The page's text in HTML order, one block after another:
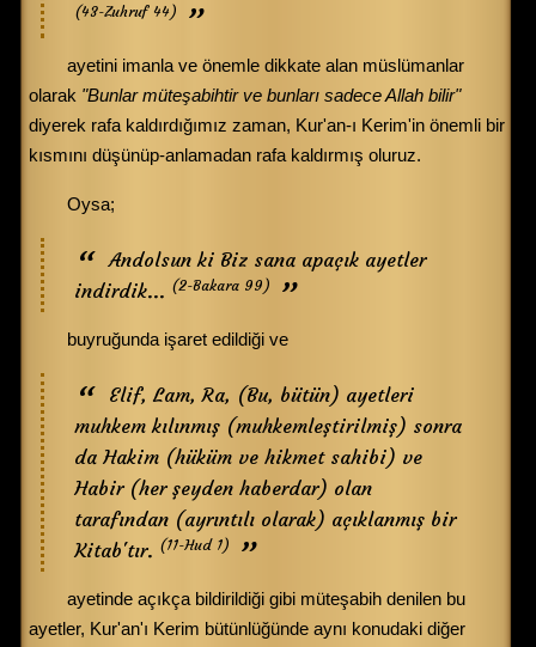
(43-Zuhruf 44)
ayetini imanla ve önemle dikkate alan müslümanlar
olarak "Bunlar müteşabihtir ve bunları sadece Allah bilir"
diyerek rafa kaldırdığımız zaman, Kur'an-ı Kerim'in önemli bir
kısmını düşünüp-anlamadan rafa kaldırmış oluruz.
Oysa;
Andolsun ki Biz sana apaçık ayetler
indirdik... (2-Bakara 99)
buyruğunda işaret edildiği ve
Elif, Lam, Ra, (Bu, bütün) ayetleri
muhkem kılınmış (muhkemleştirilmiş) sonra
da Hakim (hüküm ve hikmet sahibi) ve
Habir (her şeyden haberdar) olan
tarafından (ayrıntılı olarak) açıklanmış bir
Kitab'tır. (11-Hud 1)
ayetinde açıkça bildirildiği gibi müteşabih denilen bu
ayetler, Kur'an'ı Kerim bütünlüğünde aynı konudaki diğer